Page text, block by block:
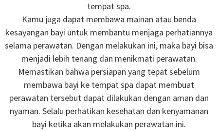
tempat spa.
Kamu juga dapat membawa mainan atau benda
kesayangan bayi untuk membantu menjaga perhatiannya
selama perawatan. Dengan melakukan ini, maka bayi bisa
menjadi lebih tenang dan menikmati perawatan.
Memastikan bahwa persiapan yang tepat sebelum
membawa bayi ke tempat spa dapat membuat
perawatan tersebut dapat dilakukan dengan aman dan
nyaman. Selalu perhatikan kesehatan dan kenyamanan
bayi ketika akan melakukan perawatan ini.